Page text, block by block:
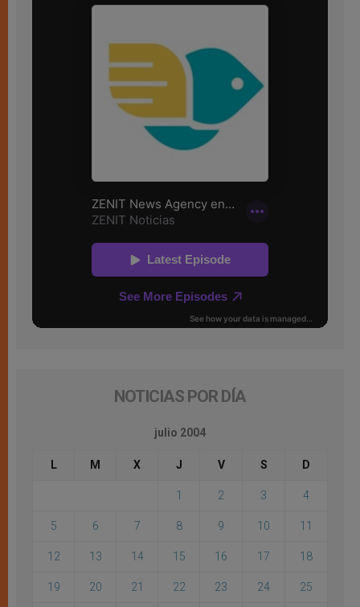
NOTICIAS POR DÍA
julio 2004
L M X J V S D
1 2 3 4
5 6 7 8 9 10 11
12 13 14 15 16 17 18
19 20 21 22 23 24 25